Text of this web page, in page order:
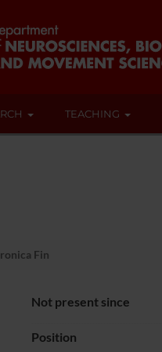
TEACHING
Fin
Not present since
Position